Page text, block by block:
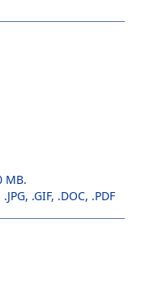
MB.
.GIF, .DOC, .PDF